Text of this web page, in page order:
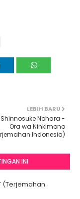
LEBIH BARU
Shinnosuke Nohara -
Ora wa Ninkimono
Indonesia)
INI
(Terjemahan